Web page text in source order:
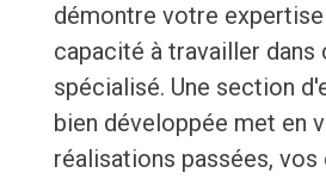
démontre votre
capacité à travailler dans
spécialisé. Une section
bien développée met en
réalisations passées,